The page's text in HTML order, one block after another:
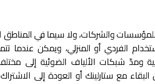
والشركات، ولا سيما في المناطق
الفردي أو المنزلي، ويمكن عندما
ومدّ شبكات الألياف الضوئية إلى
البقاء مع ستارلينك أو العودة إلى